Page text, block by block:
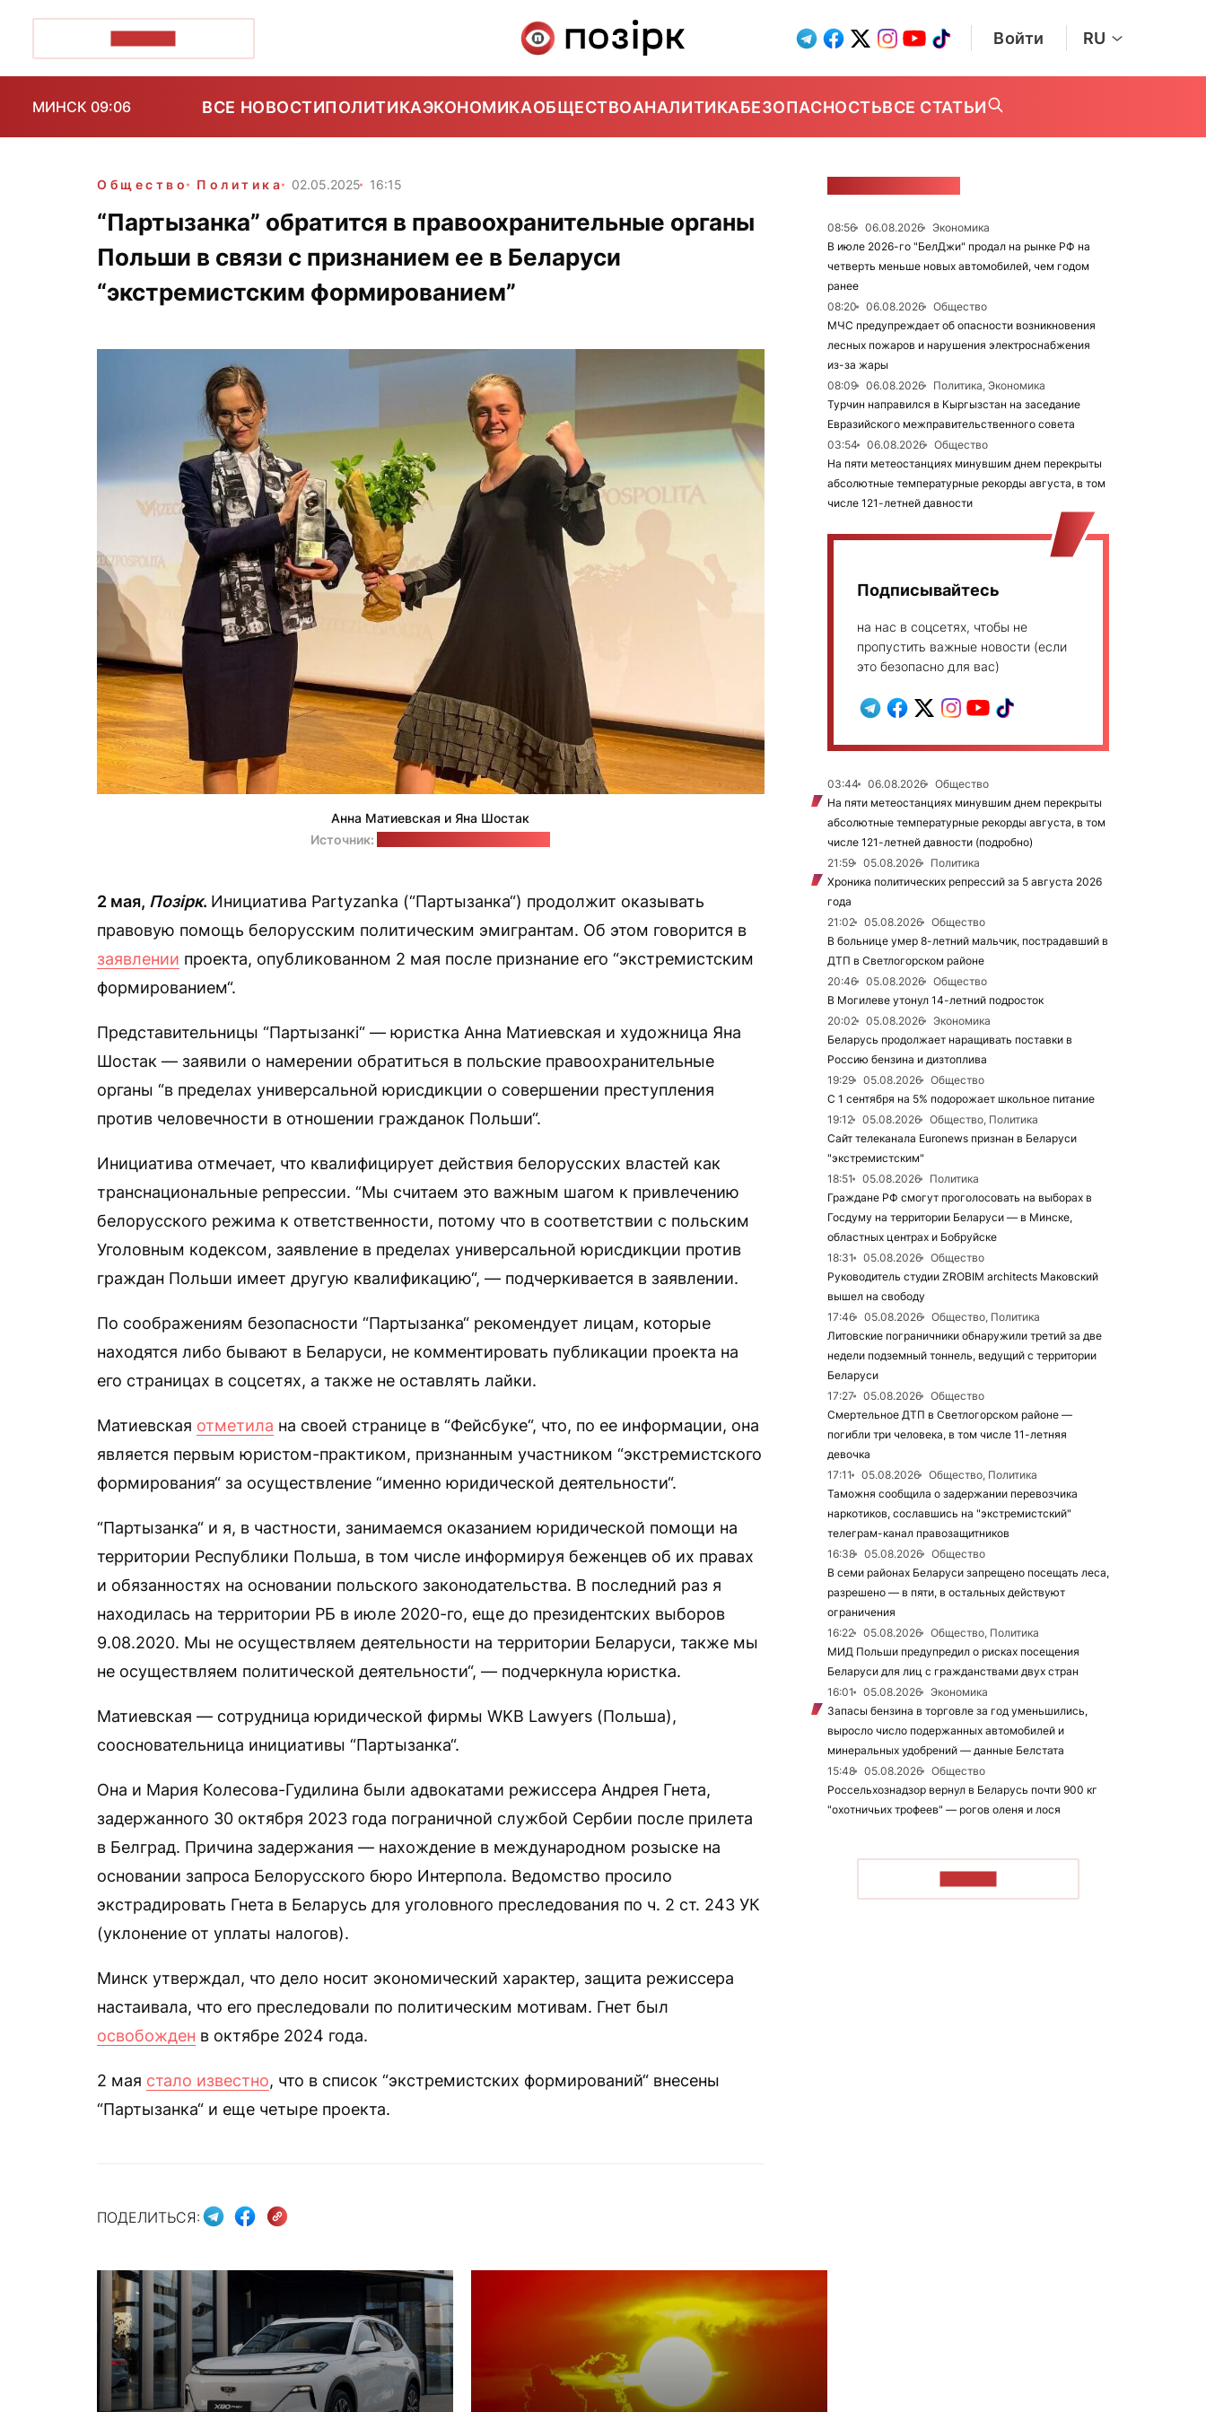
Войти RU
МИНСК 09:06 ВСЕ НОВОСТИПОЛИТИКАЭКОНОМИКАОБЩЕСТВОАНАЛИТИКАБЕЗОПАСНОСТЬВСЕ СТАТЬИ
Общество Политика 02.05.2025 16:15
​“Партызанка” обратится в правоохранительные органы
Польши в связи с признанием ее в Беларуси
“экстремистским формированием”
Анна Матиевская и Яна Шостак
Источник:
2 мая, Позірк. Инициатива Partyzanka (“Партызанка“) продолжит оказывать
правовую помощь белорусским политическим эмигрантам. Об этом говорится в
заявлении проекта, опубликованном 2 мая после признание его “экстремистским
формированием“.
Представительницы “Партызанкі“ — юристка Анна Матиевская и художница Яна
Шостак — заявили о намерении обратиться в польские правоохранительные
органы “в пределах универсальной юрисдикции о совершении преступления
против человечности в отношении гражданок Польши“.
Инициатива отмечает, что квалифицирует действия белорусских властей как
транснациональные репрессии. “Мы считаем это важным шагом к привлечению
белорусского режима к ответственности, потому что в соответствии с польским
Уголовным кодексом, заявление в пределах универсальной юрисдикции против
граждан Польши имеет другую квалификацию“, — подчеркивается в заявлении.
По соображениям безопасности “Партызанка“ рекомендует лицам, которые
находятся либо бывают в Беларуси, не комментировать публикации проекта на
его страницах в соцсетях, а также не оставлять лайки.
Матиевская отметила на своей странице в “Фейсбуке“, что, по ее информации, она
является первым юристом-практиком, признанным участником “экстремистского
формирования“ за осуществление “именно юридической деятельности“.
“Партызанка“ и я, в частности, занимаемся оказанием юридической помощи на
территории Республики Польша, в том числе информируя беженцев об их правах
и обязанностях на основании польского законодательства. В последний раз я
находилась на территории РБ в июле 2020-го, еще до президентских выборов
9.08.2020. Мы не осуществляем деятельности на территории Беларуси, также мы
не осуществляем политической деятельности“, — подчеркнула юристка.
Матиевская — сотрудница юридической фирмы WKB Lawyers (Польша),
соосновательница инициативы “Партызанка“.
Она и Мария Колесова-Гудилина были адвокатами режиссера Андрея Гнета,
задержанного 30 октября 2023 года пограничной службой Сербии после прилета
в Белград. Причина задержания — нахождение в международном розыске на
основании запроса Белорусского бюро Интерпола. Ведомство просило
экстрадировать Гнета в Беларусь для уголовного преследования по ч. 2 ст. 243 УК
(уклонение от уплаты налогов).
Минск утверждал, что дело носит экономический характер, защита режиссера
настаивала, что его преследовали по политическим мотивам. Гнет был
освобожден в октябре 2024 года.
2 мая стало известно, что в список “экстремистских формирований“ внесены
“Партызанка“ и еще четыре проекта.
ПОДЕЛИТЬСЯ:
08:56 06.08.2026
Экономика
В июле 2026-го "БелДжи" продал на рынке РФ на
четверть меньше новых автомобилей, чем годом
ранее
08:20
06.08.2026
Общество
МЧС предупреждает об опасности возникновения
лесных пожаров и нарушения электроснабжения
из-за жары
08:09
06.08.2026
Политика, Экономика
Турчин направился в Кыргызстан на заседание
Евразийского межправительственного совета
03:54
06.08.2026
Общество
На пяти метеостанциях минувшим днем перекрыты
абсолютные температурные рекорды августа, в том
числе 121-летней давности
Подписывайтесь
на нас в соцсетях, чтобы не
пропустить важные новости (если
это безопасно для вас)
03:44 06.08.2026
Общество
На пяти метеостанциях минувшим днем перекрыты
абсолютные температурные рекорды августа, в том
числе 121-летней давности (подробно)
21:59
05.08.2026
Политика
Хроника политических репрессий за 5 августа 2026
года
21:02
05.08.2026
Общество
В больнице умер 8-летний мальчик, пострадавший в
ДТП в Светлогорском районе
20:46
05.08.2026
Общество
В Могилеве утонул 14-летний подросток
20:02
05.08.2026
Экономика
Беларусь продолжает наращивать поставки в
Россию бензина и дизтоплива
19:29
05.08.2026
Общество
С 1 сентября на 5% подорожает школьное питание
19:12
05.08.2026
Общество, Политика
Сайт телеканала Euronews признан в Беларуси
"экстремистским"
18:51
05.08.2026
Политика
Граждане РФ смогут проголосовать на выборах в
Госдуму на территории Беларуси — в Минске,
областных центрах и Бобруйске
18:31
05.08.2026
Общество
Руководитель студии ZROBIM architects Маковский
вышел на свободу
17:46
05.08.2026
Общество, Политика
Литовские пограничники обнаружили третий за две
недели подземный тоннель, ведущий с территории
Беларуси
17:27
05.08.2026
Общество
Смертельное ДТП в Светлогорском районе —
погибли три человека, в том числе 11-летняя
девочка
17:11
05.08.2026
Общество, Политика
Таможня сообщила о задержании перевозчика
наркотиков, сославшись на "экстремистский"
телеграм-канал правозащитников
16:38
05.08.2026
Общество
В семи районах Беларуси запрещено посещать леса,
разрешено — в пяти, в остальных действуют
ограничения
16:22
05.08.2026
Общество, Политика
МИД Польши предупредил о рисках посещения
Беларуси для лиц с гражданствами двух стран
16:01
05.08.2026
Экономика
Запасы бензина в торговле за год уменьшились,
выросло число подержанных автомобилей и
минеральных удобрений — данные Белстата
15:48
05.08.2026
Общество
Россельхознадзор вернул в Беларусь почти 900 кг
"охотничьих трофеев" — рогов оленя и лося